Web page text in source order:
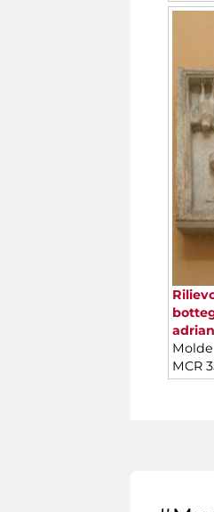
Molde
MCR